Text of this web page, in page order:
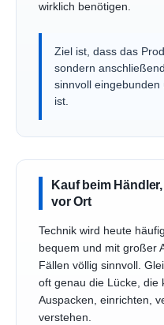
wirklich benötigen.
Ziel ist, dass das
sondern
sinnvoll
ist.
Kauf beim
vor Ort
Technik wird heute
bequem und mit großer
Fällen völlig sinnvoll.
oft genau die Lücke, die
Auspacken, einrichten,
verstehen.